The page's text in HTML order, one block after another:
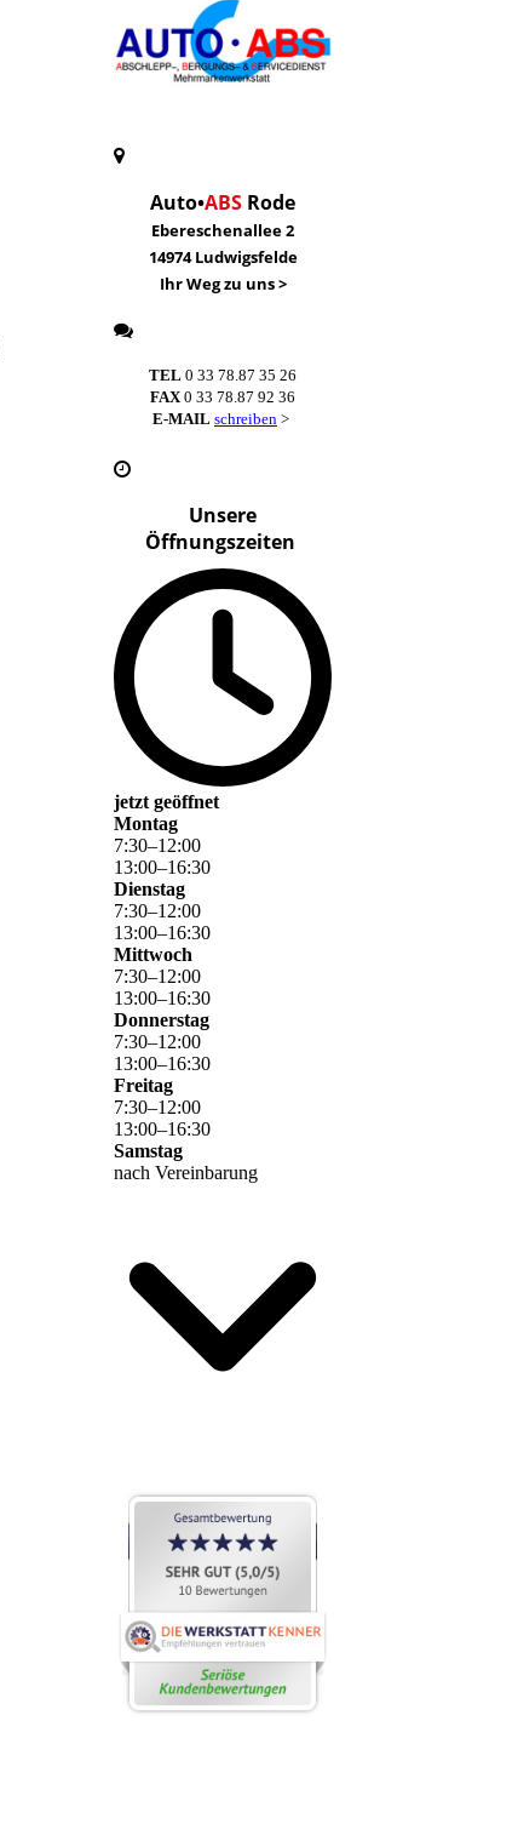
Auto•ABS Rode
Ebereschenallee 2
14974 Ludwigsfelde
Ihr Weg zu uns>
TEL 0 33 78.87 35 26
FAX 0 33 78.87 92 36
E-MAIL schreiben >
Unsere
Öffnungszeiten
jetzt geöffnet
Montag
7:30–12:00
13:00–16:30
Dienstag
7:30–12:00
13:00–16:30
Mittwoch
7:30–12:00
13:00–16:30
Donnerstag
7:30–12:00
13:00–16:30
Freitag
7:30–12:00
13:00–16:30
Samstag
nach Vereinbarung